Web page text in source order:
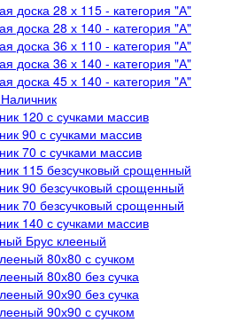
доска 28 х 115 - категория "А"
доска 28 х 140 - категория "А"
доска 36 х 110 - категория "А"
доска 36 х 140 - категория "А"
доска 45 х 140 - категория "А"
Наличник
120 с сучками массив
90 с сучками массив
70 с сучками массив
115 безсучковый срощенный
90 безсучковый срощенный
70 безсучковый срощенный
140 с сучками массив
Брус клееный
80х80 с сучком
80х80 без сучка
90х90 без сучка
90х90 с сучком